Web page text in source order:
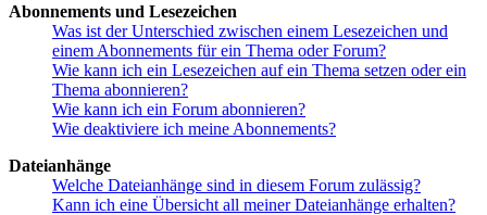
Abonnements und Lesezeichen
Was ist der Unterschied zwischen einem Lesezeichen und
einem Abonnements für ein Thema oder Forum?
Wie kann ich ein Lesezeichen auf ein Thema setzen oder ein
Thema abonnieren?
Wie kann ich ein Forum abonnieren?
Wie deaktiviere ich meine Abonnements?
Dateianhänge
Welche Dateianhänge sind in diesem Forum zulässig?
Kann ich eine Übersicht all meiner Dateianhänge erhalten?